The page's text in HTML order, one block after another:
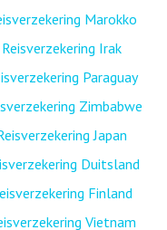
Marokko
Reisverzekering Irak
Paraguay
Zimbabwe
Japan
Duitsland
Finland
Vietnam